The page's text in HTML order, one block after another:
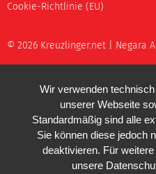
Cookie-Richtlinie (EU)
© 2026 Kreuzlinger.net | Negara
Wir verwenden
unserer Webseite
Standardmäßig sind alle
Sie können diese jedoch
deaktivieren. Für
unsere